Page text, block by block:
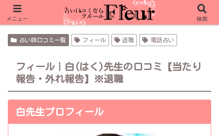
フルール限定特典 リノア 10分無料＋1,000pt
フルール限定特典 ピュアリ 合計15分無料
占い師口コミ一覧 フィール 退職 電話占い
フィール｜白(はく)先生の口コミ【当たり
報告・外れ報告】※退職
白先生プロフィール
メニュー 検索